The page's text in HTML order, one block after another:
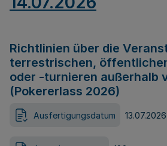
Richtlinien über die
terrestrischen,
oder -turnieren außerhalb
(Pokererlass 2026)
Ausfertigungsdatum 13.07.2026